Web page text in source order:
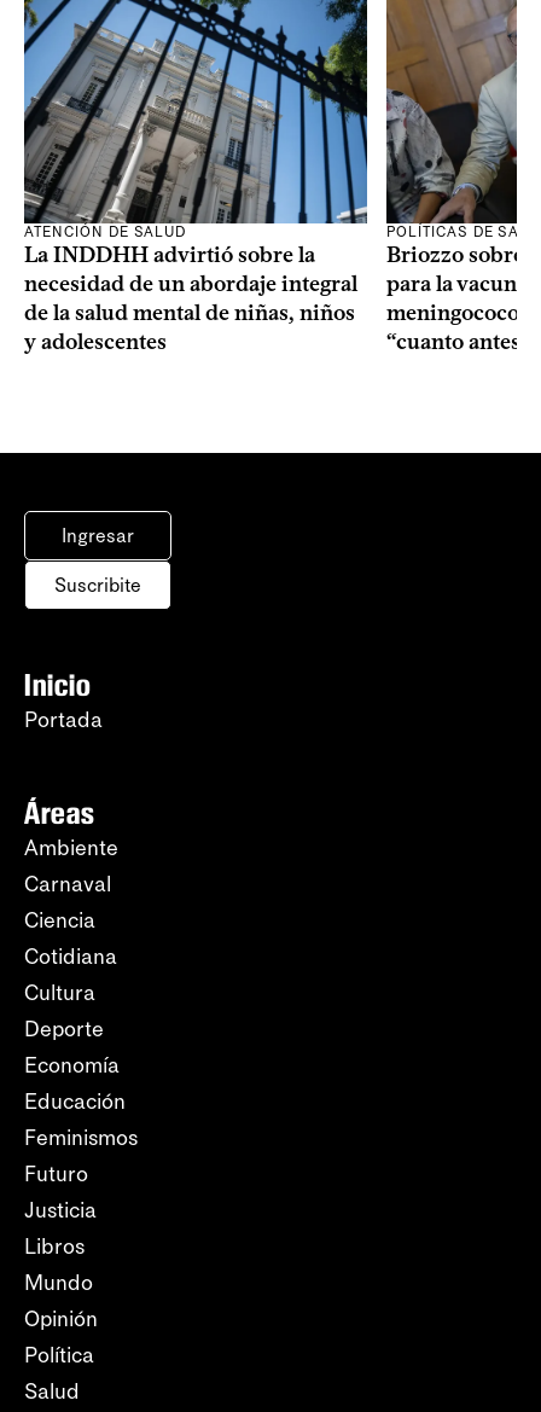
ATENCIÓN DE SALUD
La INDDHH advirtió sobre la
necesidad de un abordaje integral
de la salud mental de niñas, niños
y adolescentes
POLÍTICAS DE
Briozzo sobre
para la vacuna
meningococo:
“cuanto antes
Ingresar
Suscribite
Inicio
Portada
Áreas
Ambiente
Carnaval
Ciencia
Cotidiana
Cultura
Deporte
Economía
Educación
Feminismos
Futuro
Justicia
Libros
Mundo
Opinión
Política
Salud